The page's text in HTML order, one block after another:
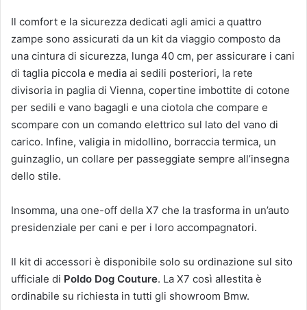
Il comfort e la sicurezza dedicati agli amici a quattro
zampe sono assicurati da un kit da viaggio composto da
una cintura di sicurezza, lunga 40 cm, per assicurare i cani
di taglia piccola e media ai sedili posteriori, la rete
divisoria in paglia di Vienna, copertine imbottite di cotone
per sedili e vano bagagli e una ciotola che compare e
scompare con un comando elettrico sul lato del vano di
carico. Infine, valigia in midollino, borraccia termica, un
guinzaglio, un collare per passeggiate sempre all’insegna
dello stile.
Insomma, una one-off della X7 che la trasforma in un’auto
presidenziale per cani e per i loro accompagnatori.
Il kit di accessori è disponibile solo su ordinazione sul sito
ufficiale di Poldo Dog Couture. La X7 così allestita è
ordinabile su richiesta in tutti gli showroom Bmw.